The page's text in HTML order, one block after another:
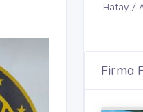
Hatay /
Firma